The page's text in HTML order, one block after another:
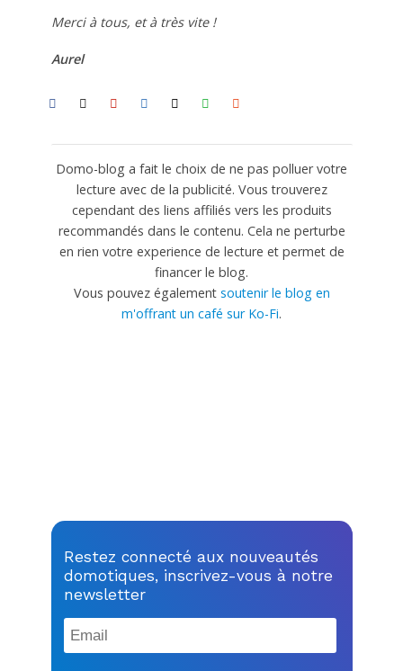
Merci à tous, et à très vite !
Aurel
Domo-blog a fait le choix de ne pas polluer votre
lecture avec de la publicité. Vous trouverez
cependant des liens affiliés vers les produits
recommandés dans le contenu. Cela ne perturbe
en rien votre experience de lecture et permet de
financer le blog.
Vous pouvez également soutenir le blog en
m'offrant un café sur Ko-Fi.
Restez connecté aux nouveautés
domotiques, inscrivez-vous à notre
newsletter